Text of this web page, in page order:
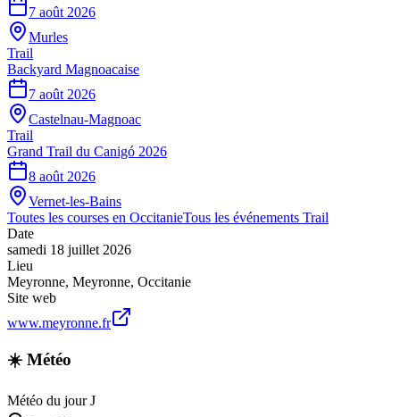
7 août 2026
Murles
Trail
Backyard Magnoacaise
7 août 2026
Castelnau-Magnoac
Trail
Grand Trail du Canigó 2026
8 août 2026
Vernet-les-Bains
Toutes les courses en OccitanieTous les événements Trail
Date
samedi 18 juillet 2026
Lieu
Meyronne, Meyronne, Occitanie
Site web
www.meyronne.fr
☀️ Météo
Météo du jour J